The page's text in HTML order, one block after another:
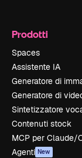
Prodotti
Spaces
Assistente IA
Generatore di
Generatore di
Sintetizzatore
Contenuti stock
MCP per Claude/
Agenti New